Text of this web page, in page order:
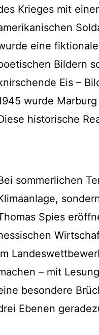
Krieges mit
eine
Bildern
Eis –
wurde
historische
sommerlichen
Spies
– mit
besondere
Ebenen